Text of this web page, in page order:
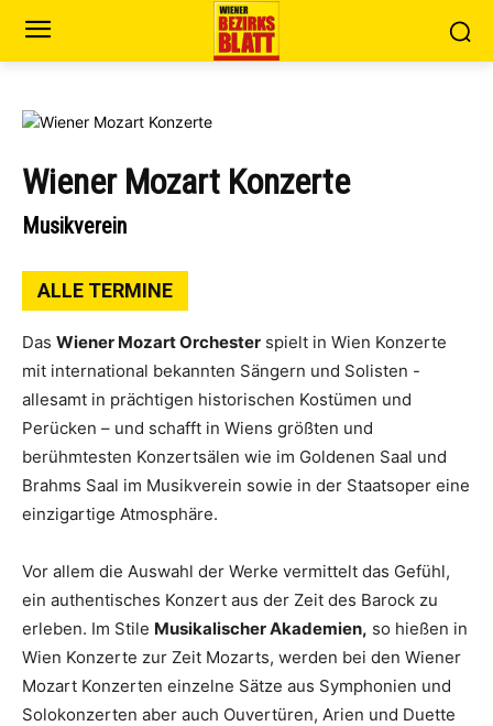
Wiener Mozart Konzerte
Musikverein
ALLE TERMINE
Das Wiener Mozart Orchester spielt in Wien Konzerte
mit international bekannten Sängern und Solisten -
allesamt in prächtigen historischen Kostümen und
Perücken – und schafft in Wiens größten und
berühmtesten Konzertsälen wie im Goldenen Saal und
Brahms Saal im Musikverein sowie in der Staatsoper eine
einzigartige Atmosphäre.
Vor allem die Auswahl der Werke vermittelt das Gefühl,
ein authentisches Konzert aus der Zeit des Barock zu
erleben. Im Stile Musikalischer Akademien, so hießen in
Wien Konzerte zur Zeit Mozarts, werden bei den Wiener
Mozart Konzerten einzelne Sätze aus Symphonien und
Solokonzerten aber auch Ouvertüren, Arien und Duette